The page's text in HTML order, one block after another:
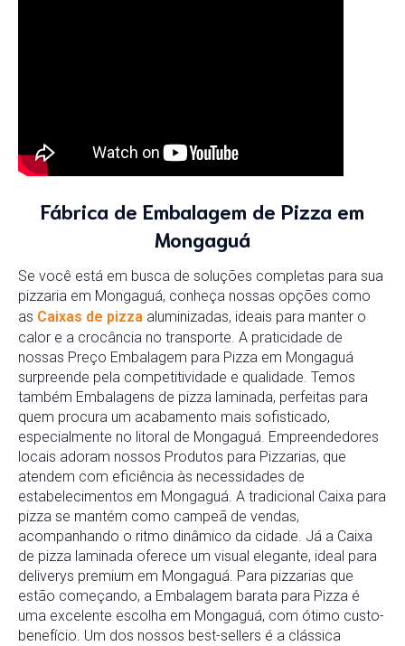
Fábrica de Embalagem de Pizza em
Mongaguá
Se você está em busca de soluções completas para sua
pizzaria em Mongaguá, conheça nossas opções como
as Caixas de pizza aluminizadas, ideais para manter o
calor e a crocância no transporte. A praticidade de
nossas Preço Embalagem para Pizza em Mongaguá
surpreende pela competitividade e qualidade. Temos
também Embalagens de pizza laminada, perfeitas para
quem procura um acabamento mais sofisticado,
especialmente no litoral de Mongaguá. Empreendedores
locais adoram nossos Produtos para Pizzarias, que
atendem com eficiência às necessidades de
estabelecimentos em Mongaguá. A tradicional Caixa para
pizza se mantém como campeã de vendas,
acompanhando o ritmo dinâmico da cidade. Já a Caixa
de pizza laminada oferece um visual elegante, ideal para
deliverys premium em Mongaguá. Para pizzarias que
estão começando, a Embalagem barata para Pizza é
uma excelente escolha em Mongaguá, com ótimo custo-
benefício. Um dos nossos best-sellers é a clássica